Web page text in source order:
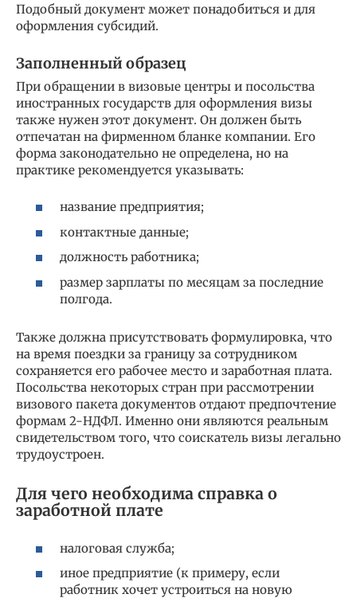
Подобный документ может понадобиться и для
оформления субсидий.
Заполненный образец
При обращении в визовые центры и посольства
иностранных государств для оформления визы
также нужен этот документ. Он должен быть
отпечатан на фирменном бланке компании. Его
форма законодательно не определена, но на
практике рекомендуется указывать:
название предприятия;
контактные данные;
должность работника;
размер зарплаты по месяцам за последние
полгода.
Также должна присутствовать формулировка, что
на время поездки за границу за сотрудником
сохраняется его рабочее место и заработная плата.
Посольства некоторых стран при рассмотрении
визового пакета документов отдают предпочтение
формам 2-НДФЛ. Именно они являются реальным
свидетельством того, что соискатель визы легально
трудоустроен.
Для чего необходима справка о
заработной плате
налоговая служба;
иное предприятие (к примеру, если
работник хочет устроиться на новую